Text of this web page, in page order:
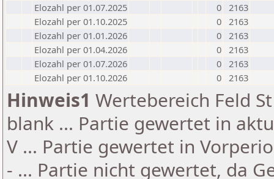
Elozahl per 01.07.2025
0 2163
Elozahl per 01.10.2025
0 2163
Elozahl per 01.01.2026
0 2163
Elozahl per 01.04.2026
0 2163
Elozahl per 01.07.2026
0 2163
Elozahl per 01.10.2026
0 2163
Hinweis1 Wertebereich Feld
blank ... Partie gewertet in
V ... Partie gewertet in
- ... Partie nicht gewertet, da